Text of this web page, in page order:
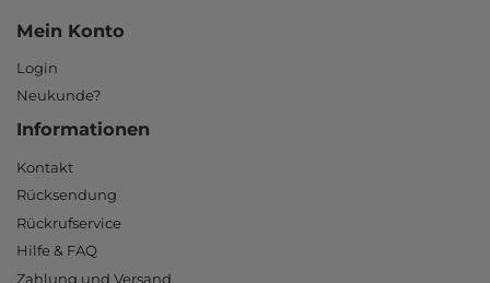
Mein Konto
Login
Neukunde?
Informationen
Kontakt
Rücksendung
Rückrufservice
Hilfe & FAQ
Zahlung und Versand